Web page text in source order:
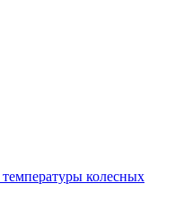
колесных